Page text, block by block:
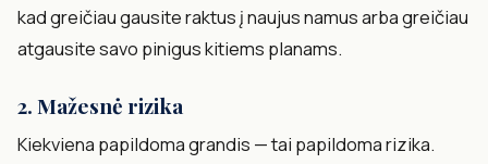
kad greičiau gausite raktus į naujus namus arba greičiau
atgausite savo pinigus kitiems planams.
2. Mažesnė rizika
Kiekviena papildoma grandis — tai papildoma rizika.